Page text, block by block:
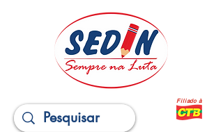
Filiado à